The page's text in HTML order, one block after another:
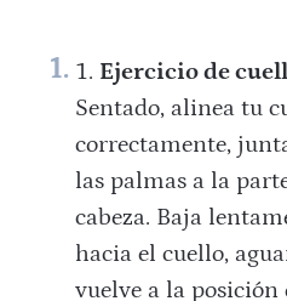
Ejercicio de
Sentado, alinea tu
correctamente,
las palmas a la
cabeza. Baja
hacia el cuello,
vuelve a la